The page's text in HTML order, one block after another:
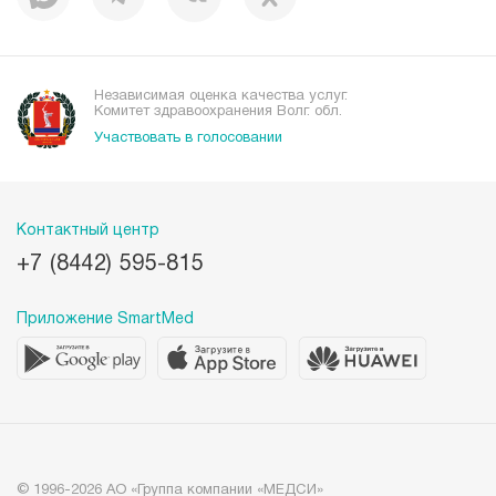
Независимая оценка качества услуг.
Комитет здравоохранения Волг. обл.
Участвовать в голосовании
Контактный центр
+7 (8442) 595-815
Приложение SmartMed
© 1996-2026 АО «Группа компании «МЕДСИ»